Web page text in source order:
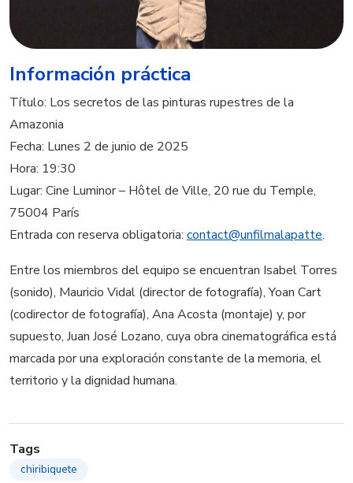
Información práctica
Título: Los secretos de las pinturas rupestres de la
Amazonia
Fecha: Lunes 2 de junio de 2025
Hora: 19:30
Lugar: Cine Luminor – Hôtel de Ville, 20 rue du Temple,
75004 París
Entrada con reserva obligatoria: contact@unfilmalapatte.
Entre los miembros del equipo se encuentran Isabel Torres
(sonido), Mauricio Vidal (director de fotografía), Yoan Cart
(codirector de fotografía), Ana Acosta (montaje) y, por
supuesto, Juan José Lozano, cuya obra cinematográfica está
marcada por una exploración constante de la memoria, el
territorio y la dignidad humana.
Tags
chiribiquete